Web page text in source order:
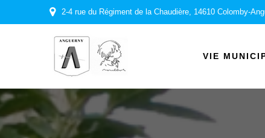
2-4 rue du Régiment de la Chaudière, 14610 Colomby-
VIE